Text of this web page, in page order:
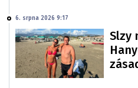
6. srpna 2026 9:17
Slzy